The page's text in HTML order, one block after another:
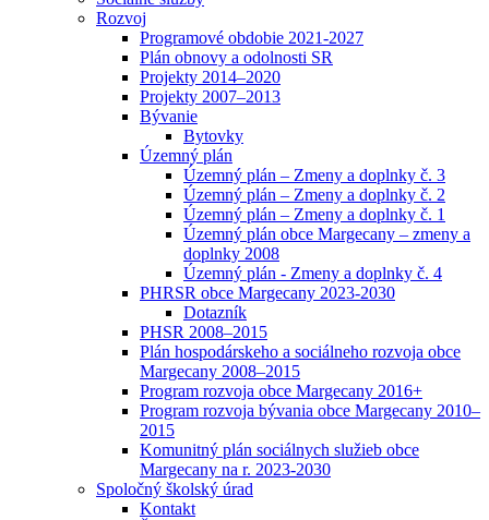
Rozvoj
Programové obdobie 2021-2027
Plán obnovy a odolnosti SR
Projekty 2014–2020
Projekty 2007–2013
Bývanie
Bytovky
Územný plán
Územný plán – Zmeny a doplnky č. 3
Územný plán – Zmeny a doplnky č. 2
Územný plán – Zmeny a doplnky č. 1
Územný plán obce Margecany – zmeny a
doplnky 2008
Územný plán - Zmeny a doplnky č. 4
PHRSR obce Margecany 2023-2030
Dotazník
PHSR 2008–2015
Plán hospodárskeho a sociálneho rozvoja obce
Margecany 2008–2015
Program rozvoja obce Margecany 2016+
Program rozvoja bývania obce Margecany 2010–
2015
Komunitný plán sociálnych služieb obce
Margecany na r. 2023-2030
Spoločný školský úrad
Kontakt